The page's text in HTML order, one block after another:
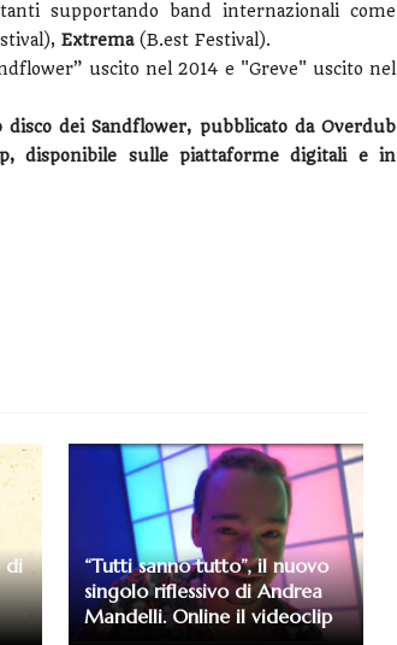
supportando band internazionali come
Extrema(B.est Festival).
uscito nel 2014 e "Greve" uscito nel
dei Sandflower, pubblicato da Overdub
disponibile sulle piattaforme digitali e in
di
“Tutti sanno tutto”, il nuovo
singolo riflessivo di Andrea
Mandelli. Online il videoclip